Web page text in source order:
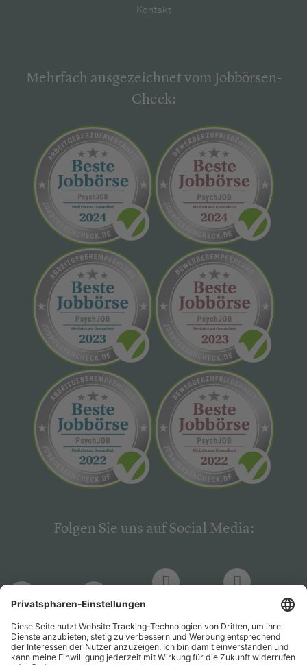
Kontakt
Mehrfach ausgezeichnet vom Jobbörsen-
Check:
Folgen Sie uns auf Social Media:
PsychJOB PsychJOB
Hogrefe
Verlag
Hogrefe
Verlag